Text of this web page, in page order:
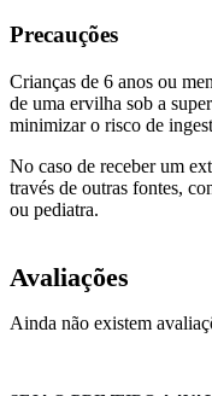
Precauções
Crianças de 6 anos ou
de uma ervilha sob a
minimizar o risco de
No caso de receber um
través de outras fontes,
ou pediatra.
Avaliações
Ainda não existem